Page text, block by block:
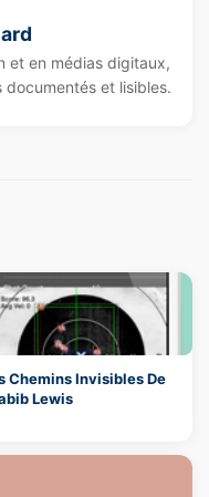
et en médias digitaux,
et lisibles.
Chemins Invisibles De
Lewis